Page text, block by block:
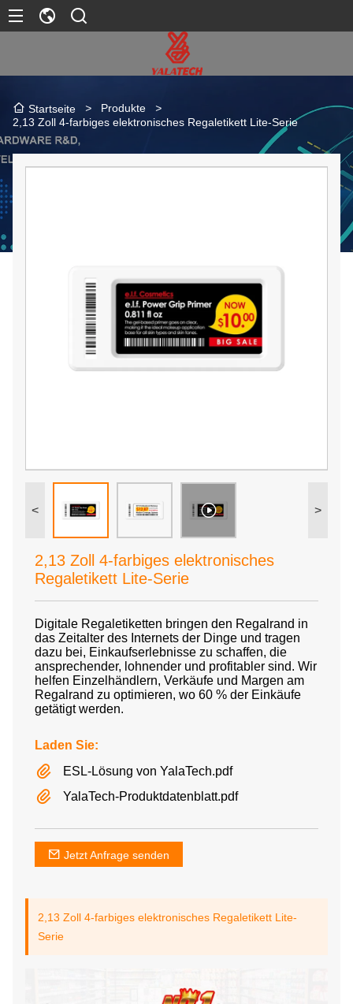
Startseite > Produkte
>
2,13 Zoll 4-farbiges elektronisches Regaletikett Lite-Serie
< >
2,13 Zoll 4-farbiges elektronisches
Regaletikett Lite-Serie
Digitale Regaletiketten bringen den Regalrand in
das Zeitalter des Internets der Dinge und tragen
dazu bei, Einkaufserlebnisse zu schaffen, die
ansprechender, lohnender und profitabler sind. Wir
helfen Einzelhändlern, Verkäufe und Margen am
Regalrand zu optimieren, wo 60 % der Einkäufe
getätigt werden.
Laden Sie:
ESL-Lösung von YalaTech.pdf
YalaTech-Produktdatenblatt.pdf
Jetzt Anfrage senden
2,13 Zoll 4-farbiges elektronisches Regaletikett Lite-
Serie